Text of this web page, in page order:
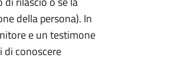
della persona). In
e un testimone
conoscere